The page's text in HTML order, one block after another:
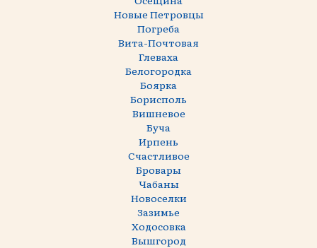
Новые Петровцы
Погреба
Вита-Почтовая
Глеваха
Белогородка
Боярка
Борисполь
Вишневое
Буча
Ирпень
Счастливое
Бровары
Чабаны
Новоселки
Зазимье
Ходосовка
Вышгород